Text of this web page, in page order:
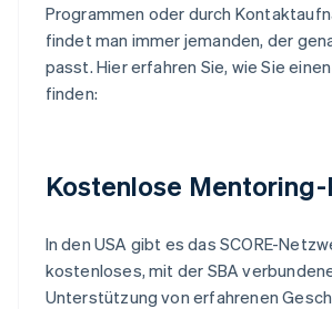
Programmen oder durch
findet man immer jemanden, der
passt. Hier erfahren Sie, wie Sie
finden:
Kostenlose
In den USA gibt es das SCORE-
kostenloses, mit der SBA
Unterstützung von erfahrenen